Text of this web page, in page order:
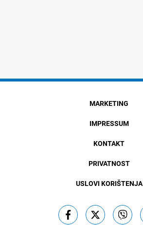
MARKETING
IMPRESSUM
KONTAKT
PRIVATNOST
USLOVI KORIŠTENJA